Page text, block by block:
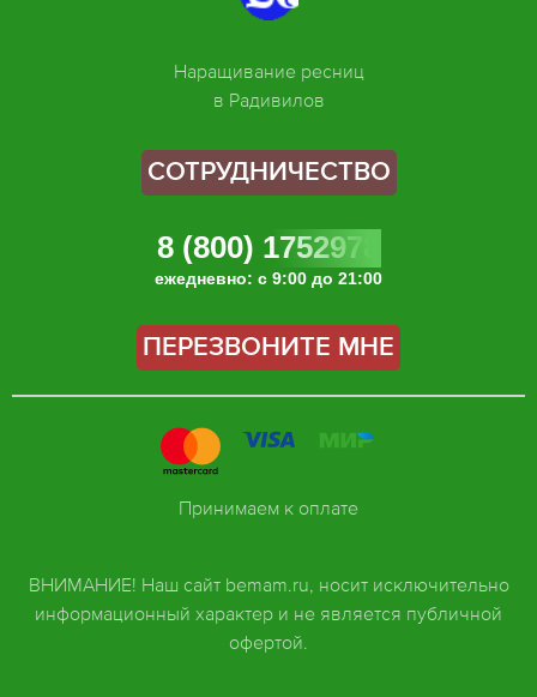
Наращивание ресниц
в Радивилов
СОТРУДНИЧЕСТВО
8 (800) 1752978
ежедневно: с 9:00 до 21:00
ПЕРЕЗВОНИТЕ МНЕ
ВНИМАНИЕ! Наш сайт bemam.ru, носит исключительно
информационный характер и не является публичной
офертой.
Принимаем к оплате